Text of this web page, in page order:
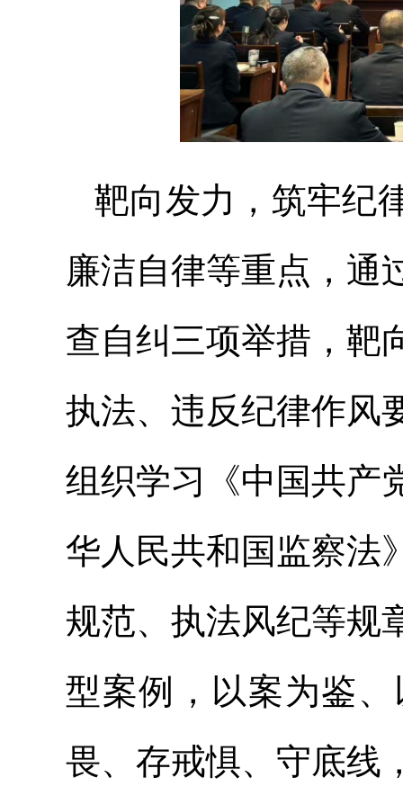
靶向发力，筑牢纪
廉洁自律等重点，通
查自纠三项举措，靶
执法、违反纪律作风
组织学习《中国共产
华人民共和国监察法
规范、执法风纪等规
型案例，以案为鉴
畏、存戒惧、守底线